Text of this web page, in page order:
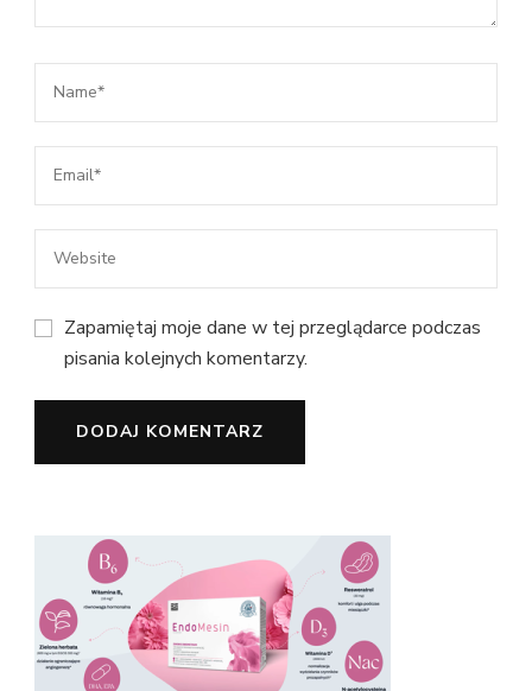
Zapamiętaj moje dane w tej przeglądarce podczas
pisania kolejnych komentarzy.